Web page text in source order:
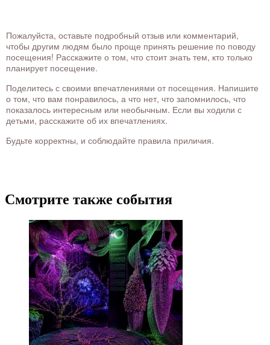
Пожалуйста, оставьте подробный отзыв или комментарий,
чтобы другим людям было проще принять решение по поводу
посещения! Расскажите о том, что стоит знать тем, кто только
планирует посещение.
Поделитесь с своими впечатлениями от посещения. Напишите
о том, что вам понравилось, а что нет, что запомнилось, что
показалось интересным или необычным. Если вы ходили с
детьми, расскажите об их впечатлениях.
Будьте корректны, и соблюдайте правила приличия.
Смотрите также события